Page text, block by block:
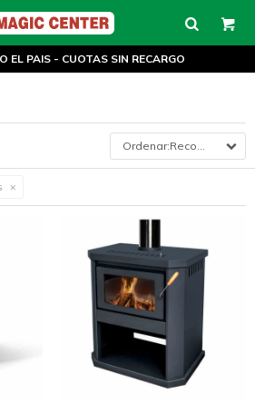
EL PAIS - CUOTAS SIN RECARGO
Recomendados